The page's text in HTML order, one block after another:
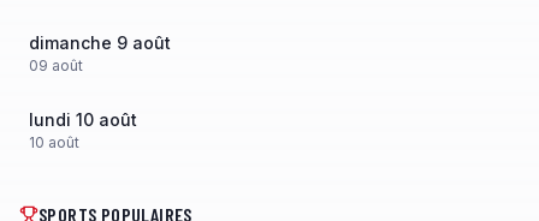
dimanche 9 août
09 août
lundi 10 août
10 août
SPORTS POPULAIRES